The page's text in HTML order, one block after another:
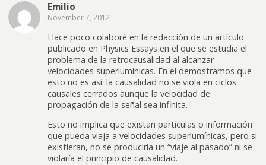
Emilio
November 7, 2012
Hace poco colaboré en la redacción de un artículo
publicado en Physics Essays en el que se estudia el
problema de la retrocausalidad al alcanzar
velocidades superlumínicas. En el demostramos que
esto no es así: la causalidad no se viola en ciclos
causales cerrados aunque la velocidad de
propagación de la señal sea infinita.
Esto no implica que existan partículas o información
que pueda viaja a velocidades superlumínicas, pero si
existieran, no se produciría un “viaje al pasado” ni se
violaría el principio de causalidad.